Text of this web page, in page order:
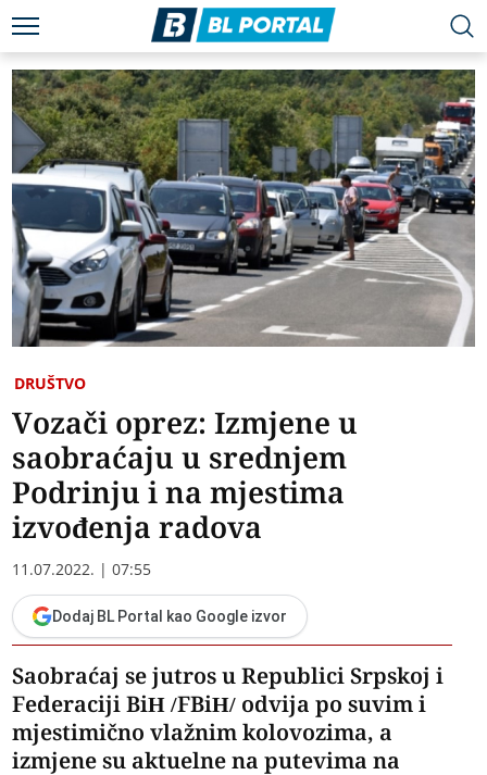
DRUŠTVO
Vozači oprez: Izmjene u
saobraćaju u srednjem
Podrinju i na mjestima
izvođenja radova
11.07.2022. | 07:55
Dodaj BL Portal kao Google izvor
Saobraćaj se jutros u Republici Srpskoj i
Federaciji BiH /FBiH/ odvija po suvim i
mjestimično vlažnim kolovozima, a
izmjene su aktuelne na putevima na